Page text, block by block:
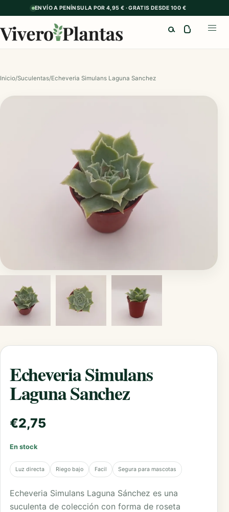
ENVÍO A PENÍNSULA POR 4,95 € · GRATIS DESDE 100 €
Inicio/Suculentas/Echeveria Simulans Laguna Sanchez
Echeveria Simulans
Laguna Sanchez
€2,75
En stock
Luz directa Riego bajo Facil Segura para mascotas
Echeveria Simulans Laguna Sánchez es una
suculenta de colección con forma de roseta